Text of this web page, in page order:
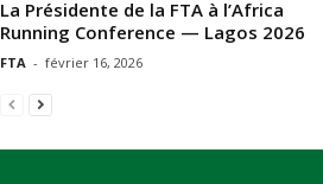
La Présidente de la FTA à l’Africa
Running Conference — Lagos 2026
FTA - février 16, 2026